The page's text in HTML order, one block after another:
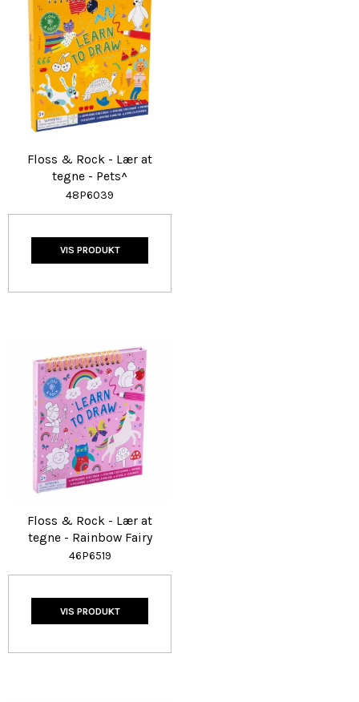
Floss & Rock - Lær at
tegne - Pets^
48P6039
VIS PRODUKT
Floss & Rock - Lær at
tegne - Rainbow Fairy
46P6519
VIS PRODUKT